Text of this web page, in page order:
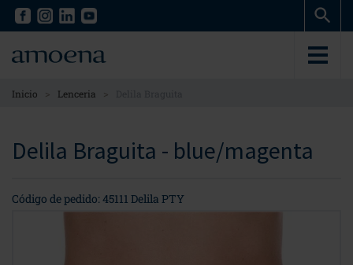
Skip
content
Skip
content
Inicio > Lenceria >
Delila Braguita - blue/magenta
Código de pedido: 45111 Delila PTY